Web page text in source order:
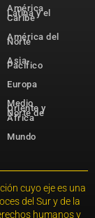
América
Latina y el
Caribe
América del
Norte
Asia-
Pacífico
Europa
Medio
Oriente y
Norte de
África
Mundo
cuyo eje es una
del Sur y de la
humanos y